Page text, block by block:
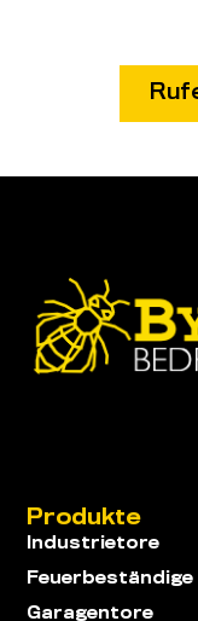
Produkte
Industrietore
Feuerbeständige
Garagentore